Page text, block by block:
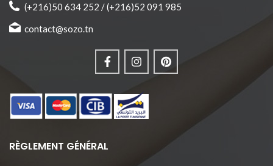
(+216)50 634 252 / (+216)52 091 985
contact@sozo.tn
RÈGLEMENT GÉNÉRAL